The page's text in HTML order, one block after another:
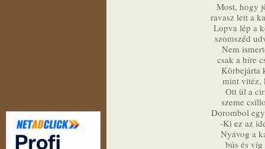
Most, hogy
ravasz lett a
Lopva lép a
szomszéd
Nem
csak a híre
Körbejárta
mint vitéz,
Ott ül a
szeme
Dorombol
-Ki ez az
Nyávog a
bús és